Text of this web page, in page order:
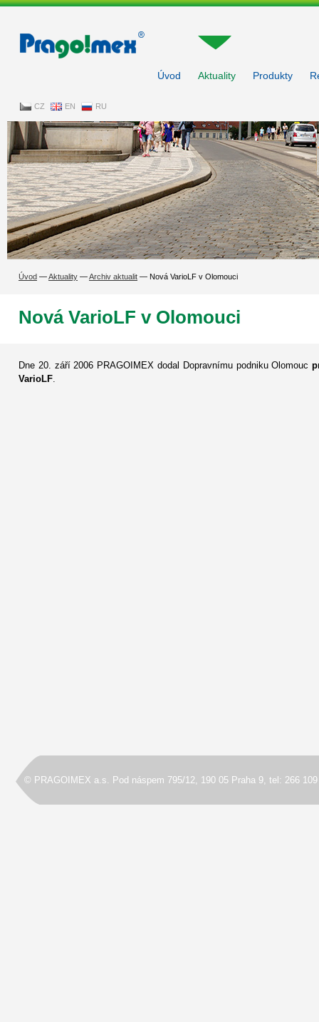
Pragoimex
Úvod Aktuality Produkty
CZ EN RU
Úvod —Aktuality —Archiv aktualit — Nová VarioLF v Olomouci
Nová VarioLF v Olomouci
Dne 20. září 2006 PRAGOIMEX dodal Dopravnímu podniku Olomouc
VarioLF.
© PRAGOIMEX a.s. Pod náspem 795/12, 190 05 Praha 9, tel: 266